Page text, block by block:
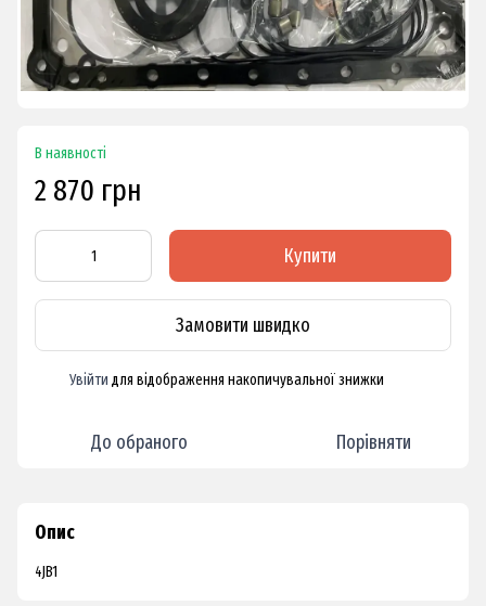
В наявності
2 870 грн
Купити
Замовити швидко
Увійти для відображення накопичувальної знижки
До обраного Порівняти
Опис
4JB1